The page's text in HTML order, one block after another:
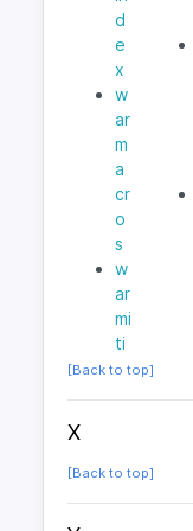
d
e
x
w
ar
m
a
cr
o
s
w
ar
mi
ti
[Back to top]
X
[Back to top]